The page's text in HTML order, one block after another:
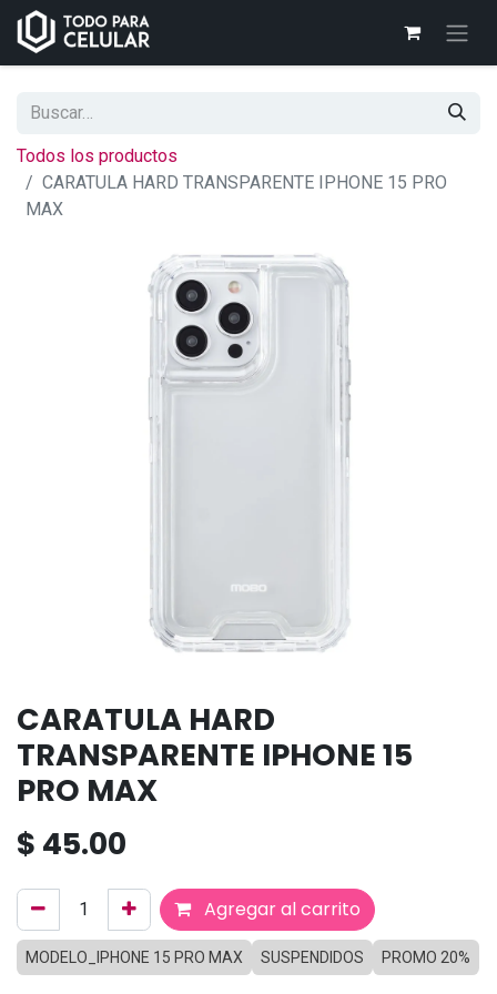
Todos los productos
CARATULA HARD TRANSPARENTE IPHONE 15 PRO
MAX
CARATULA HARD
TRANSPARENTE IPHONE 15
PRO MAX
$ 45.00
Agregar al carrito
MODELO_IPHONE 15 PRO MAX SUSPENDIDOS PROMO 20%